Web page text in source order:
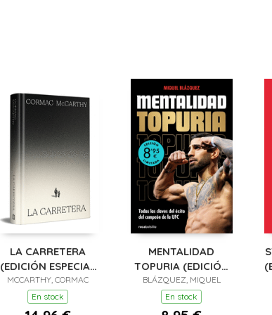
LA CARRETERA
(EDICIÓN ESPECIAL
EN TAPA DURA)
MCCARTHY, CORMAC
En stock
MENTALIDAD
TOPURIA (EDICIÓN
LIMITADA)
BLÁZQUEZ, MIQUEL
En stock